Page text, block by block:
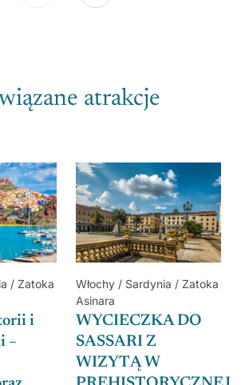
atrakcje
/ Zatoka
i
–
Włochy / Sardynia / Zatoka
Asinara
WYCIECZKA DO
SASSARI Z
WIZYTĄ W